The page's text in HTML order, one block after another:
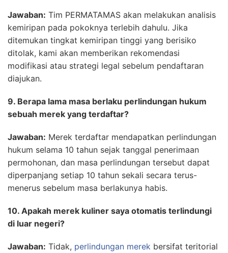
Jawaban: Tim PERMATAMAS akan melakukan analisis
kemiripan pada pokoknya terlebih dahulu. Jika
ditemukan tingkat kemiripan tinggi yang berisiko
ditolak, kami akan memberikan rekomendasi
modifikasi atau strategi legal sebelum pendaftaran
diajukan.
9. Berapa lama masa berlaku perlindungan hukum
sebuah merek yang terdaftar?
Jawaban: Merek terdaftar mendapatkan perlindungan
hukum selama 10 tahun sejak tanggal penerimaan
permohonan, dan masa perlindungan tersebut dapat
diperpanjang setiap 10 tahun sekali secara terus-
menerus sebelum masa berlakunya habis.
10. Apakah merek kuliner saya otomatis terlindungi
di luar negeri?
Jawaban: Tidak, perlindungan merek bersifat teritorial